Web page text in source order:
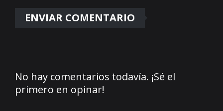
No hay comentarios todavía. ¡Sé el
primero en opinar!